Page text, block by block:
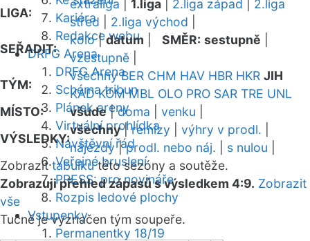
Kariéra
Redakce webu
DRFG Arena
DRFG Arena
Schéma tribun
Plánek areny
Virtuální prohlídka
Návštěvní řád
Veřejné bruslení
PRESS: pro novináře
Rozpis ledové plochy
Vstupenky
Permanentky 18/19
LIGA:
extraliga 1.liga 2.liga západ
2.liga
střed
2.liga východ
SEŘADIT:
kolo|datum SMĚR: sestupně
vzestupně
TÝM:
všechny BER CHM HAV HBR HKR JIH
KAD KOM MBL OLO PRO SAR TRE UNL
MÍSTO:
všude|doma venku
VÝSLEDKY:
všechny|remízy výhry v prodl.
nájezdy|prodl. nebo náj. s nulou
Zobrazittabulkutéto sezóny a soutěže.
Zobrazuji přehled zápasů s výsledkem 4:9. Zobrazit
vše
Tučně je vyznačen tým soupeře.